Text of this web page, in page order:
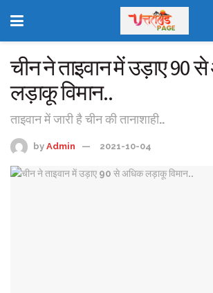
चीन ने ताइवान में उड़ाए 90
लड़ाकू विमान..
ताइवान में जारी है चीन की तानाशाही..
by Admin 2021-10-04